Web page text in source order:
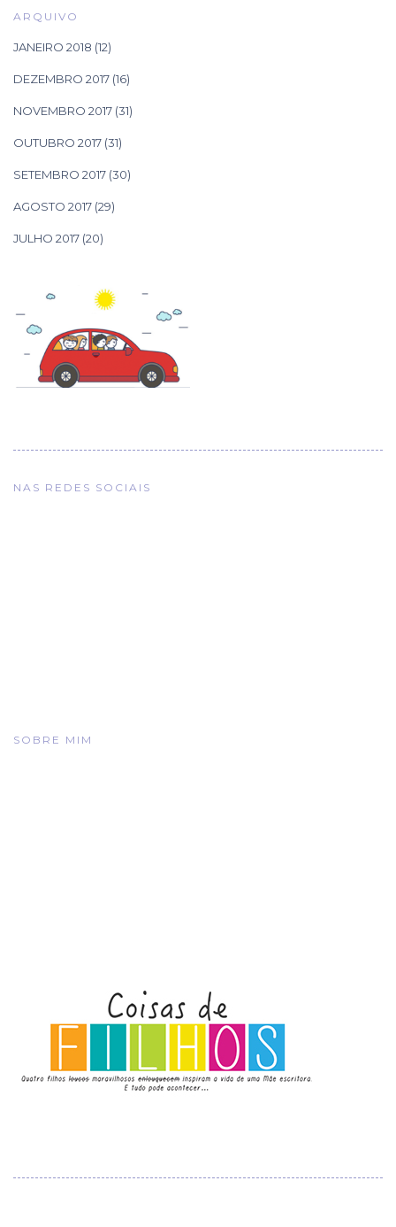
ARQUIVO
JANEIRO 2018 (12)
DEZEMBRO 2017 (16)
NOVEMBRO 2017 (31)
OUTUBRO 2017 (31)
SETEMBRO 2017 (30)
AGOSTO 2017 (29)
JULHO 2017 (20)
NAS REDES SOCIAIS
SOBRE MIM